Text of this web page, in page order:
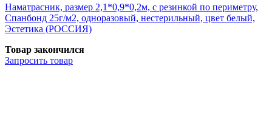
Наматрасник, размер 2,1*0,9*0,2м, с резинкой по периметру,
Спанбонд 25г/м2, одноразовый, нестерильный, цвет белый,
Эстетика (РОССИЯ)
Товар закончился
Запросить товар